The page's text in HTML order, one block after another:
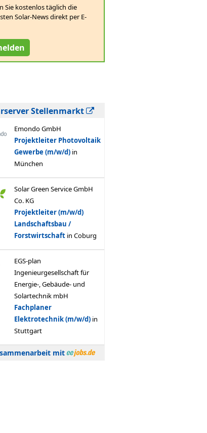
Sie kostenlos täglich die
Solar-News direkt per E-
Stellenmarkt
mit